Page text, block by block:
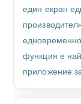
един екран
функция е
приложение